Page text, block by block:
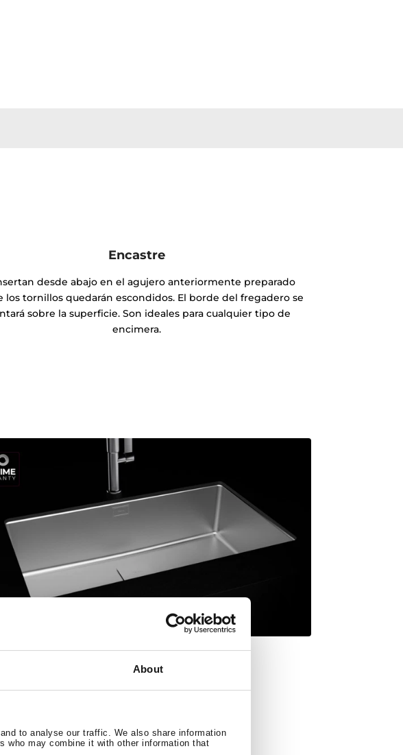
About
to analyse our traffic. We also share information
who may combine it with other information that
Encastre
desde abajo en el agujero anteriormente preparado
los tornillos quedarán escondidos. El borde del fregadero se
sobre la superficie. Son ideales para cualquier tipo de
encimera.